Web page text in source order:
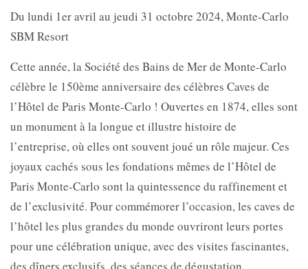
Du lundi 1er avril au jeudi 31 octobre 2024, Monte-Carlo
SBM Resort
Cette année, la Société des Bains de Mer de Monte-Carlo
célèbre le 150ème anniversaire des célèbres Caves de
l’Hôtel de Paris Monte-Carlo ! Ouvertes en 1874, elles sont
un monument à la longue et illustre histoire de
l’entreprise, où elles ont souvent joué un rôle majeur. Ces
joyaux cachés sous les fondations mêmes de l’Hôtel de
Paris Monte-Carlo sont la quintessence du raffinement et
de l’exclusivité. Pour commémorer l’occasion, les caves de
l’hôtel les plus grandes du monde ouvriront leurs portes
pour une célébration unique, avec des visites fascinantes,
des dîners exclusifs, des séances de dégustation